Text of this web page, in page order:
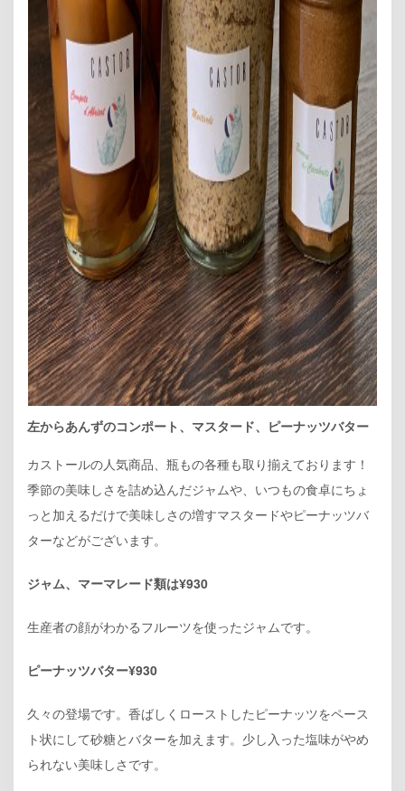
左からあんずのコンポート、マスタード、ピーナッツバター
カストールの人気商品、瓶もの各種も取り揃えております！
季節の美味しさを詰め込んだジャムや、いつもの食卓にちょ
っと加えるだけで美味しさの増すマスタードやピーナッツバ
ターなどがございます。
ジャム、マーマレード類は¥930
生産者の顔がわかるフルーツを使ったジャムです。
ピーナッツバター¥930
久々の登場です。香ばしくローストしたピーナッツをペース
ト状にして砂糖とバターを加えます。少し入った塩味がやめ
られない美味しさです。